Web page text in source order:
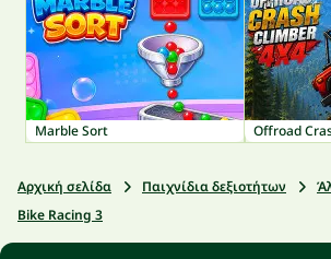
Marble Sort Offroad
Αρχική σελίδα Παιχνίδια δεξιοτήτων
Bike Racing 3